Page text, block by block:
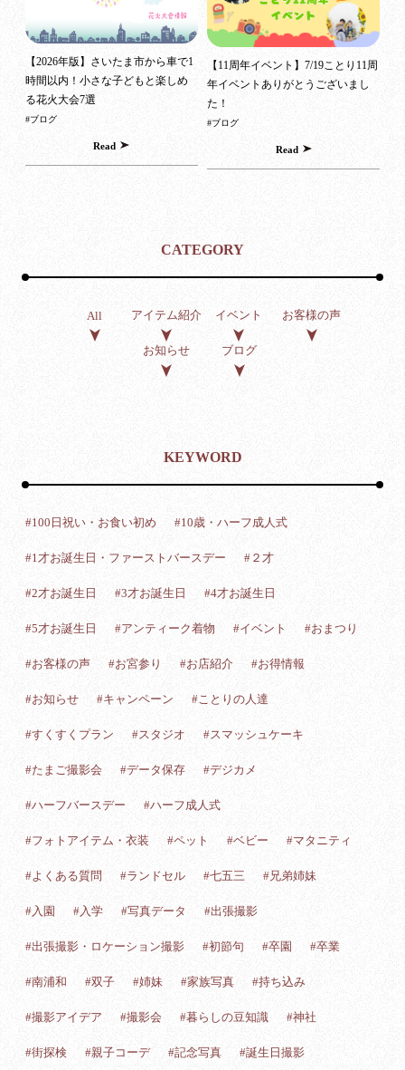
【2026年版】さいたま市から車で1
時間以内！小さな子どもと楽しめ
る花火大会7選
#ブログ
Read
【11周年イベント】7/19ことり11周
年イベントありがとうございまし
た！
#ブログ
Read
CATEGORY
All アイテム紹介 イベント お客様の声
お知らせ ブログ
KEYWORD
#100日祝い・お食い初め #10歳・ハーフ成人式
#1才お誕生日・ファーストバースデー #２才
#2才お誕生日 #3才お誕生日 #4才お誕生日
#5才お誕生日 #アンティーク着物 #イベント #おまつり
#お客様の声 #お宮参り #お店紹介 #お得情報
#お知らせ #キャンペーン #ことりの人達
#すくすくプラン #スタジオ #スマッシュケーキ
#たまご撮影会 #データ保存 #デジカメ
#ハーフバースデー #ハーフ成人式
#フォトアイテム・衣装 #ペット #ベビー #マタニティ
#よくある質問 #ランドセル #七五三 #兄弟姉妹
#入園 #入学 #写真データ #出張撮影
#出張撮影・ロケーション撮影 #初節句 #卒園 #卒業
#南浦和 #双子 #姉妹 #家族写真 #持ち込み
#撮影アイデア #撮影会 #暮らしの豆知識 #神社
#街探検 #親子コーデ #記念写真 #誕生日撮影